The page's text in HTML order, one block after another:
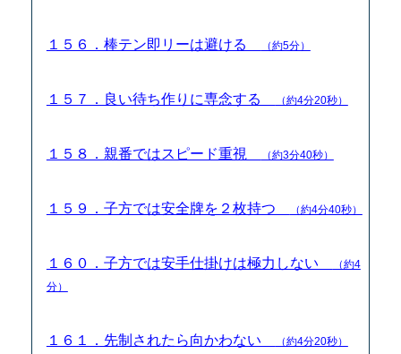
１５６．棒テン即リーは避ける （約5分）
１５７．良い待ち作りに専念する （約4分20秒）
１５８．親番ではスピード重視 （約3分40秒）
１５９．子方では安全牌を２枚持つ （約4分40秒）
１６０．子方では安手仕掛けは極力しない
（約4
分）
１６１．先制されたら向かわない （約4分20秒）